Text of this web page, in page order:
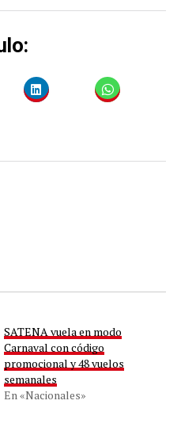
SATENA vuela en modo
Carnaval con código
promocional y 48 vuelos
semanales
En «Nacionales»